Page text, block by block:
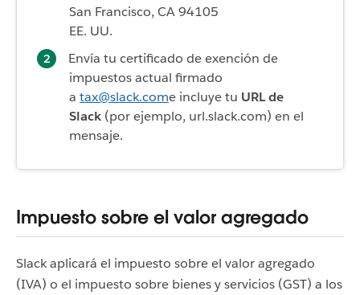
San Francisco, CA 94105
EE. UU.
Envía tu certificado de exención de
impuestos actual firmado
a tax@slack.come incluye tu URL de
Slack (por ejemplo, url.slack.com) en el
mensaje.
Impuesto sobre el valor agregado
Slack aplicará el impuesto sobre el valor agregado
(IVA) o el impuesto sobre bienes y servicios (GST) a los